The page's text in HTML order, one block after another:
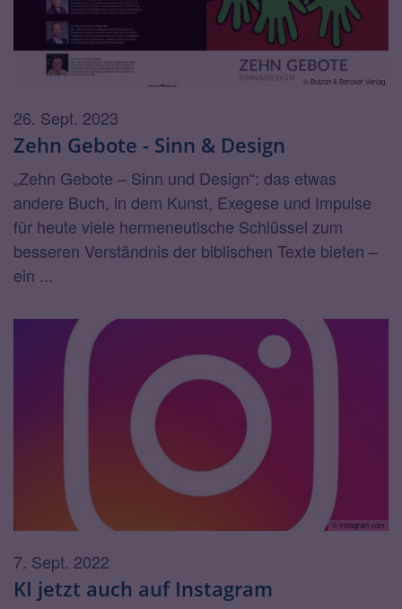
© Butzon & Bercker Verlag
Zehn Gebote - Sinn & Design
26. Sept. 2023
„Zehn Gebote – Sinn und Design“: das etwas
andere Buch, in dem Kunst, Exegese und Impulse
für heute viele hermeneutische Schlüssel zum
besseren Verständnis der biblischen Texte bieten –
ein ...
© instagram.com
KI jetzt auch auf Instagram
7. Sept. 2022